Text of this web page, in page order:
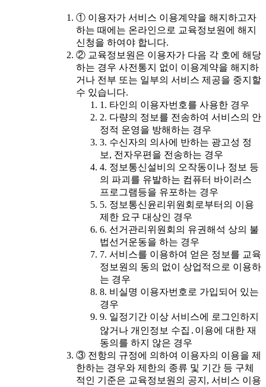
① 이용자가 서비스 이용계약을 해지하고자
하는 때에는 온라인으로 교육정보원에 해지
신청을 하여야 합니다.
② 교육정보원은 이용자가 다음 각 호에 해당
하는 경우 사전통지 없이 이용계약을 해지하
거나 전부 또는 일부의 서비스 제공을 중지할
수 있습니다.
1. 타인의 이용자번호를 사용한 경우
2. 다량의 정보를 전송하여 서비스의 안
정적 운영을 방해하는 경우
3. 수신자의 의사에 반하는 광고성 정
보, 전자우편을 전송하는 경우
4. 정보통신설비의 오작동이나 정보 등
의 파괴를 유발하는 컴퓨터 바이러스
프로그램등을 유포하는 경우
5. 정보통신윤리위원회로부터의 이용
제한 요구 대상인 경우
6. 선거관리위원회의 유권해석 상의 불
법선거운동을 하는 경우
7. 서비스를 이용하여 얻은 정보를 교육
정보원의 동의 없이 상업적으로 이용하
는 경우
8. 비실명 이용자번호로 가입되어 있는
경우
9. 일정기간 이상 서비스에 로그인하지
않거나 개인정보 수집․이용에 대한 재
동의를 하지 않은 경우
③ 전항의 규정에 의하여 이용자의 이용을 제
한하는 경우와 제한의 종류 및 기간 등 구체
적인 기준은 교육정보원의 공지, 서비스 이용